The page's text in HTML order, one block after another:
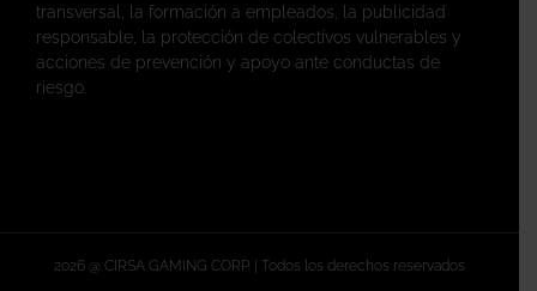
transversal, la formación a empleados, la publicidad
responsable, la protección de colectivos vulnerables y
acciones de prevención y apoyo ante conductas de
riesgo.
2026 @ CIRSA GAMING CORP. | Todos los derechos reservados